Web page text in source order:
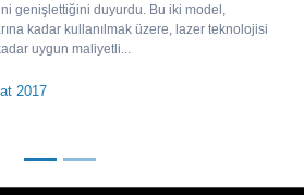
genişlettiğini duyurdu. Bu iki model,
kadar kullanılmak üzere, lazer teknolojisi
uygun maliyetli...
2017